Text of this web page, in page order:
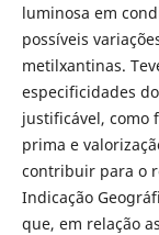
luminosa em
possíveis
metilxantinas.
especificidades
justificável, como
prima e
contribuir para o
Indicação
que, em relação